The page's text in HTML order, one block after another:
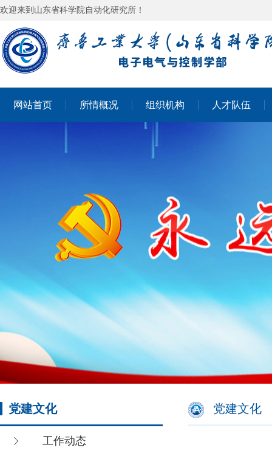
欢迎来到山东省科学院自动化研究所！
网站首页 所情概况 组织机构 人才队伍
党建文化
工作动态
党建文化